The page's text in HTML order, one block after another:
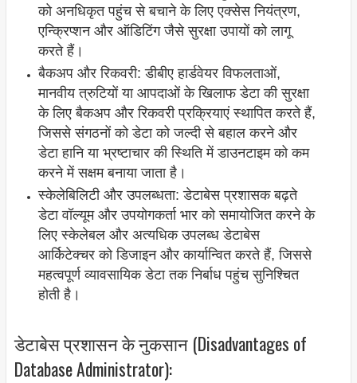
को अनधिकृत पहुंच से बचाने के लिए एक्सेस नियंत्रण,
एन्क्रिप्शन और ऑडिटिंग जैसे सुरक्षा उपायों को लागू
करते हैं।
बैकअप और रिकवरी: डीबीए हार्डवेयर विफलताओं,
मानवीय त्रुटियों या आपदाओं के खिलाफ डेटा की सुरक्षा
के लिए बैकअप और रिकवरी प्रक्रियाएं स्थापित करते हैं,
जिससे संगठनों को डेटा को जल्दी से बहाल करने और
डेटा हानि या भ्रष्टाचार की स्थिति में डाउनटाइम को कम
करने में सक्षम बनाया जाता है।
स्केलेबिलिटी और उपलब्धता: डेटाबेस प्रशासक बढ़ते
डेटा वॉल्यूम और उपयोगकर्ता भार को समायोजित करने के
लिए स्केलेबल और अत्यधिक उपलब्ध डेटाबेस
आर्किटेक्चर को डिजाइन और कार्यान्वित करते हैं, जिससे
महत्वपूर्ण व्यावसायिक डेटा तक निर्बाध पहुंच सुनिश्चित
होती है।
डेटाबेस प्रशासन के नुकसान (Disadvantages of
Database Administrator):